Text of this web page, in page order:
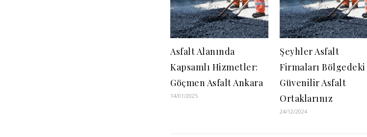
Asfalt Alanında
Kapsamlı Hizmetler:
Göçmen Asfalt Ankara
14/01/2025
Şeyhler Asfalt
Firmaları Bölgedeki
Güvenilir Asfalt
Ortaklarınız
24/12/2024